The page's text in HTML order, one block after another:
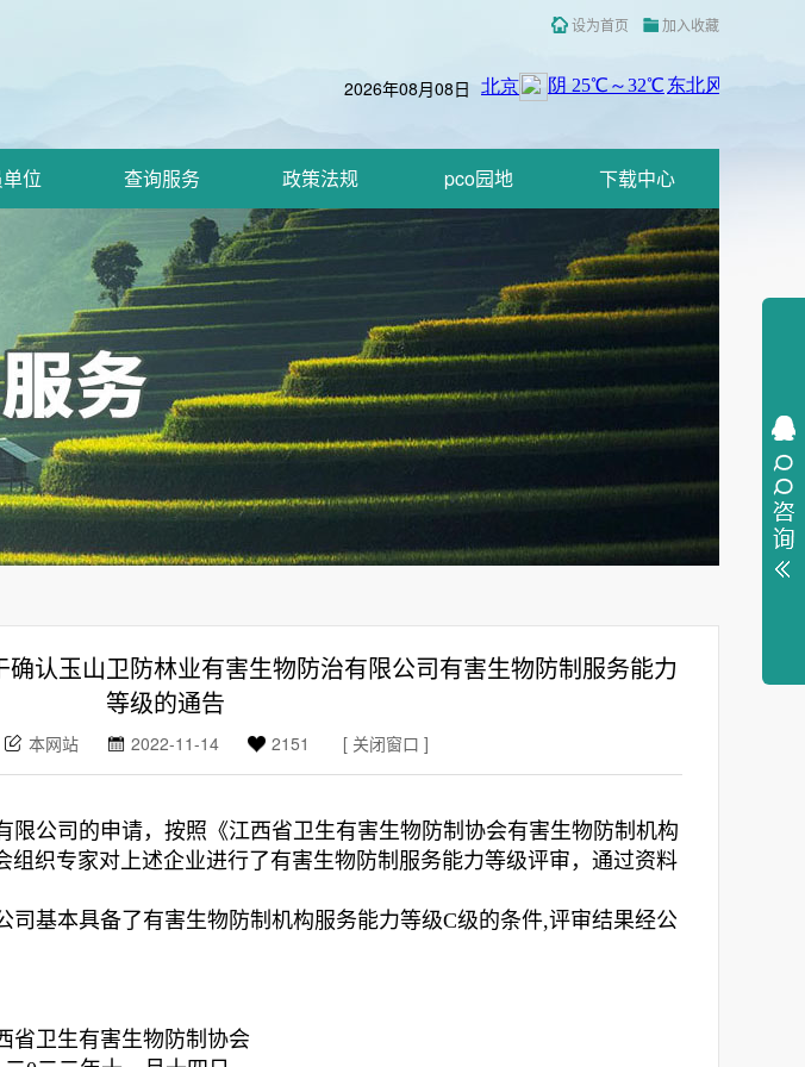
设为首页 加入收藏
2026年08月08日
位 查询服务 政策法规 pco园地 下载中心
认玉山卫防林业有害生物防治有限公司有害生物防制服务能力
等级的通告
本网站 2022-11-14 2151 [ 关闭窗口 ]
限公司的申请，按照《江西省卫生有害生物防制协会有害生物防制机构
组织专家对上述企业进行了有害生物防制服务能力等级评审，通过资料
司基本具备了有害生物防制机构服务能力等级C级的条件,评审结果经公
物防制协会